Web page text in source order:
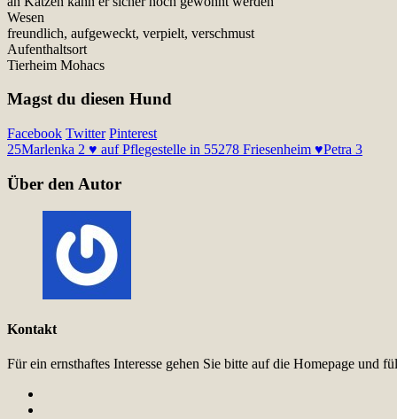
Wesen
freundlich, aufgeweckt, verpielt, verschmust
Aufenthaltsort
Tierheim Mohacs
Magst du diesen Hund
Facebook Twitter Pinterest
25Marlenka 2 ♥ auf Pflegestelle in 55278 Friesenheim ♥Petra 3
Über den Autor
Kontakt
Für ein ernsthaftes Interesse gehen Sie bitte auf die Homepage und